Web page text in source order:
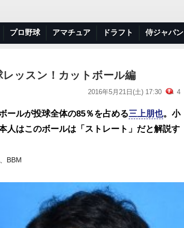
プロ野球 アマチュア ドラフト 侍ジャパン
レッスン！カットボール編
2016年5月21日(土) 17:30 4
ールが投球全体の85％を占める三上朋也。小
人はこのボールは「ストレート」だと解説す
BBM